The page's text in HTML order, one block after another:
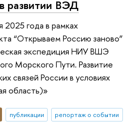
развитии ВЭД
года в рамках
“Открываем Россию заново”
экспедиция НИУ ВШЭ
Морского Пути. Развитие
связей России в условиях
область)»
публикации
репортаж о событии